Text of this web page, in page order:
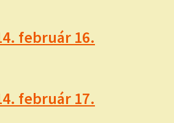
február 16.
február 17.